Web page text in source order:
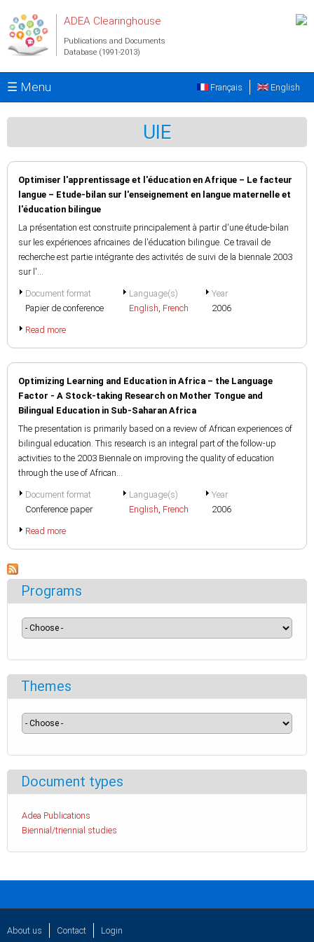
ADEA Clearinghouse
Publications and Documents
Database (1991-2013)
☰ Menu English
Français
UIE
Optimiser l'apprentissage et l'éducation en Afrique – Le facteur
langue – Etude-bilan sur l'enseignement en langue maternelle et
l'éducation bilingue
La présentation est construite principalement à partir d'une étude-bilan
sur les expériences africaines de l'éducation bilingue. Ce travail de
recherche est partie intégrante des activités de suivi de la biennale 2003
sur l'...
Document format
Papier de conference
Language(s)
English, French
Year
2006
Read more
Optimizing Learning and Education in Africa – the Language
Factor - A Stock-taking Research on Mother Tongue and
Bilingual Education in Sub-Saharan Africa
The presentation is primarily based on a review of African experiences of
bilingual education. This research is an integral part of the follow-up
activities to the 2003 Biennale on improving the quality of education
through the use of African...
Document format
Conference paper
Language(s)
English, French
Year
2006
Read more
Programs
Themes
Document types
Adea Publications
Biennial/triennial studies
About us Contact Login